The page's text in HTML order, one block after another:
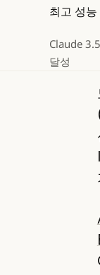
최고 성능
Claude
달성